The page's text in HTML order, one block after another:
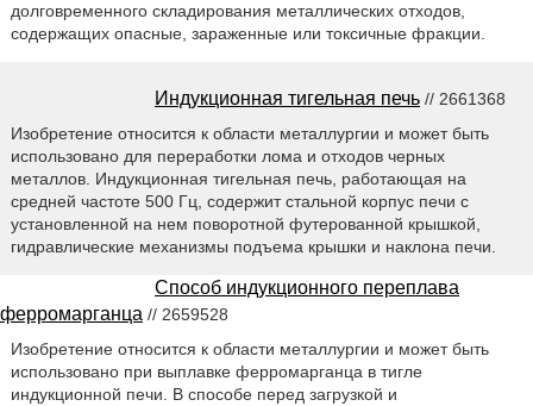
долговременного складирования металлических отходов,
содержащих опасные, зараженные или токсичные фракции.
Индукционная тигельная печь // 2661368
Изобретение относится к области металлургии и может быть
использовано для переработки лома и отходов черных
металлов. Индукционная тигельная печь, работающая на
средней частоте 500 Гц, содержит стальной корпус печи с
установленной на нем поворотной футерованной крышкой,
гидравлические механизмы подъема крышки и наклона печи.
Способ индукционного переплава
ферромарганца // 2659528
Изобретение относится к области металлургии и может быть
использовано при выплавке ферромарганца в тигле
индукционной печи. В способе перед загрузкой и